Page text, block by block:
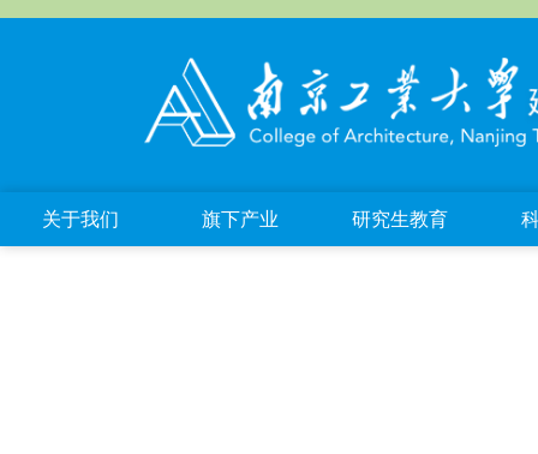
关于我们 旗下产业 研究生教育